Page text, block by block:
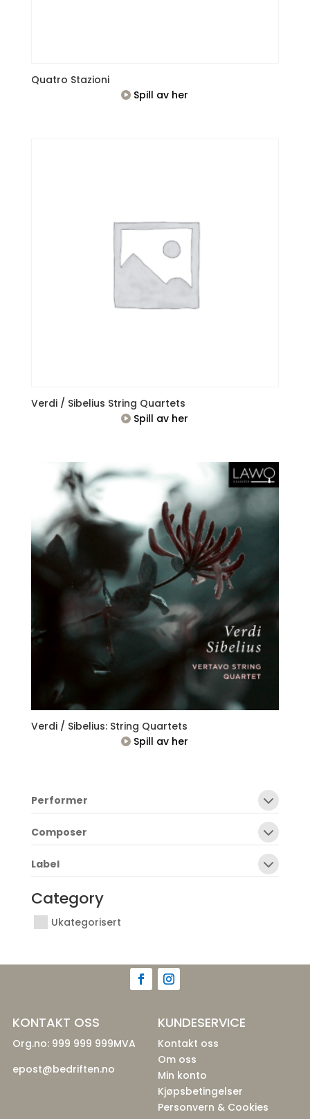
Quatro Stazioni
Spill av her
Verdi / Sibelius String Quartets
Spill av her
Verdi / Sibelius: String Quartets
Spill av her
Performer
Composer
Label
Category
Ukategorisert
KONTAKT OSS
Org.no: 999 999 999MVA
epost@bedriften.no
KUNDESERVICE
Kontakt oss
Om oss
Min konto
Kjøpsbetingelser
Personvern & Cookies